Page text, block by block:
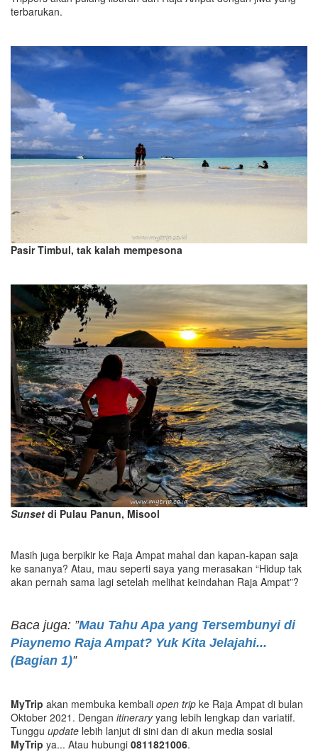
terbarukan.
Pasir Timbul, tak kalah mempesona
Sunset di Pulau Panun, Misool
Masih juga berpikir ke Raja Ampat mahal dan kapan-kapan saja
ke sananya? Atau, mau seperti saya yang merasakan “Hidup tak
akan pernah sama lagi setelah melihat keindahan Raja Ampat”?
Baca juga: ”Mau Tahu Apa yang Tersembunyi di
Piaynemo Raja Ampat? Yuk Kita Jelajahi...
(Bagian 1)”
MyTrip akan membuka kembali open trip ke Raja Ampat di bulan
Oktober 2021. Dengan itineraryyang lebih lengkap dan variatif.
Tunggu update lebih lanjut di sini dan di akun media sosial
MyTrip ya... Atau hubungi 0811821006.